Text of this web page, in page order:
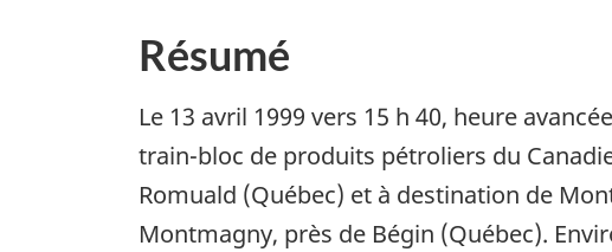
Résumé
Le 13 avril 1999 vers 15 h 40, heure
train-bloc de produits pétroliers du
Romuald (Québec) et à destination de
Montmagny, près de Bégin (Québec).